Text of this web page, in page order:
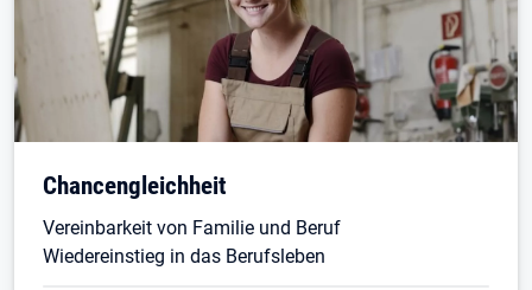
Chancengleichheit
Vereinbarkeit von Familie und Beruf
Wiedereinstieg in das Berufsleben